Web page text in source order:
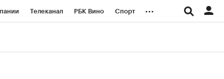
Телеканал РБК Вино Спорт ...